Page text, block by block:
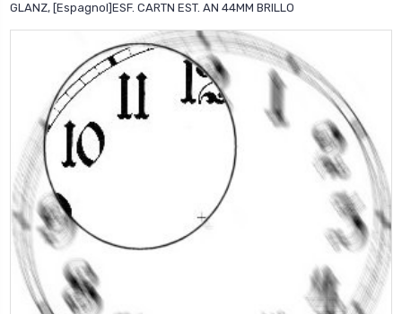
GLANZ, [Espagnol]ESF. CARTN EST. AN 44MM BRILLO